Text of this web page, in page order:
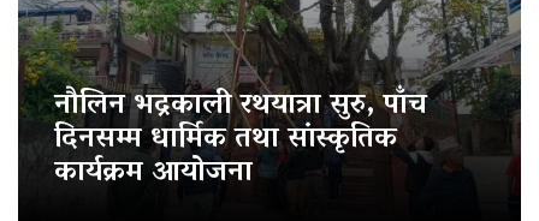
नौलिन भद्रकाली रथयात्रा सुरु, पाँच
दिनसम्म धार्मिक तथा सांस्कृतिक
कार्यक्रम आयोजना